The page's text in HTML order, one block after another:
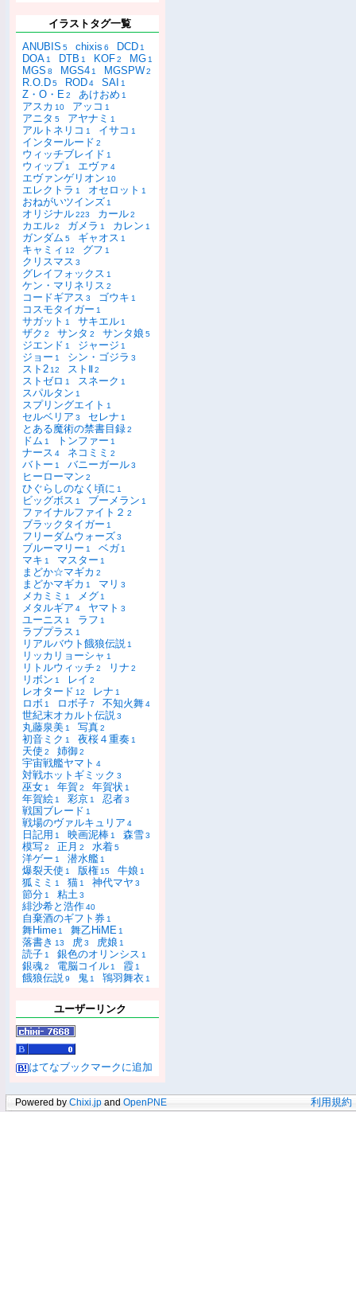
イラストタグ一覧
ANUBIS 5 chixis 6 DCD 1
DOA 1 DTB 1 KOF2 MG 1
MGS 8 MGS4 1 MGSPW2
R.O.D5 ROD4 SAI 1
Z・O・E2 あけおめ 1
アスカ 10 アッコ 1
アニタ 5 アヤナミ 1
アルトネリコ 1 イサコ 1
インタールード 2
ウィッチブレイド 1
ウィップ 1 エヴァ 4
エヴァンゲリオン 10
エレクトラ 1 オセロット 1
おねがいツインズ 1
オリジナル223 カール2
カエル2 ガメラ 1 カレン 1
ガンダム 5 ギャオス 1
キャミィ 12 グフ 1
クリスマス 3
グレイフォックス 1
ケン・マリネリス 2
コードギアス 3 ゴウキ 1
コスモタイガー 1
サガット 1 サキエル 1
ザク 2 サンタ 2 サンタ娘 5
ジエンド 1 ジャージ 1
ジョー 1 シン・ゴジラ 3
スト2 12 ストⅡ2
ストゼロ 1 スネーク 1
スパルタン 1
スプリングエイト 1
セルベリア 3 セレナ 1
とある魔術の禁書目録2
ドム 1 トンファー 1
ナース 4 ネコミミ 2
バトー 1 バニーガール3
ヒーローマン 2
ひぐらしのなく頃に 1
ビッグボス 1 ブーメラン 1
ファイナルファイト２ 2
ブラックタイガー 1
フリーダムウォーズ3
ブルーマリー 1 ベガ 1
マキ 1 マスター 1
まどか☆マギカ 2
まどかマギカ 1 マリ 3
メカミミ 1 メグ 1
メタルギア 4 ヤマト 3
ユーニス 1 ラフ 1
ラブプラス 1
リアルバウト餓狼伝説 1
リッカリョーシャ 1
リトルウィッチ 2 リナ 2
リボン 1 レイ 2
レオタード 12 レナ 1
ロボ 1 ロボ子7 不知火舞4
世紀末オカルト伝説3
丸藤泉美 1 写真2
初音ミク 1 夜桜４重奏 1
天使 2 姉御2
宇宙戦艦ヤマト 4
対戦ホットギミック 3
巫女 1 年賀2 年賀状 1
年賀絵 1 彩京 1 忍者3
戦国ブレード 1
戦場のヴァルキュリア 4
日記用 1 映画泥棒 1 森雪3
模写2 正月 2 水着5
洋ゲー 1 潜水艦 1
爆裂天使 1 版権 15 牛娘 1
狐ミミ 1 猫 1 神代マヤ 3
節分 1 粘土3
緋沙希と浩作40
自棄酒のギフト券 1
舞Hime 1 舞乙HiME 1
落書き 13 虎3 虎娘 1
読子 1 銀色のオリンシス 1
銀魂2 電脳コイル 1 霞 1
餓狼伝説9 鬼 1 鴇羽舞衣 1
ユーザーリンク
はてなブックマークに追加
Powered by Chixi.jp and OpenPNE 利用規約